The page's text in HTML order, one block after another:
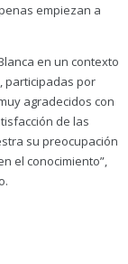
empiezan a
en un contexto
participadas por
agradecidos con
de las
su preocupación
el conocimiento”,